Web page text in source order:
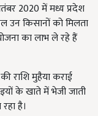
2020 में मध्य प्रदेश
उन किसानों को मिलता
का लाभ ले रहे हैं
राशि मुहैया कराई
के खाते में भेजी जाती
है।